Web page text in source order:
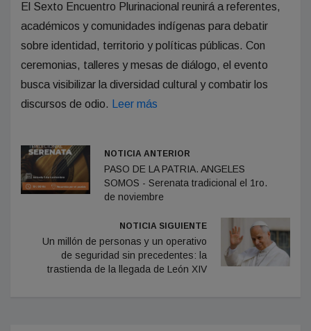
El Sexto Encuentro Plurinacional reunirá a referentes,
académicos y comunidades indígenas para debatir
sobre identidad, territorio y políticas públicas. Con
ceremonias, talleres y mesas de diálogo, el evento
busca visibilizar la diversidad cultural y combatir los
discursos de odio.
Leer más
NOTICIA ANTERIOR
PASO DE LA PATRIA. ANGELES
SOMOS - Serenata tradicional el 1ro.
de noviembre
NOTICIA SIGUIENTE
Un millón de personas y un operativo
de seguridad sin precedentes: la
trastienda de la llegada de León XIV